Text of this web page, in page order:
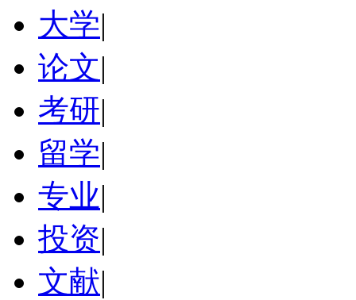
大学|
论文|
考研|
留学|
专业|
投资|
文献|